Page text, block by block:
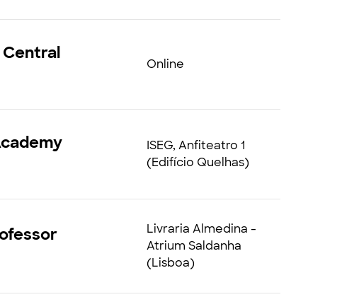
Central
Online
ISEG, Anfiteatro 1
(Edifício Quelhas)
Livraria Almedina -
Atrium Saldanha
(Lisboa)